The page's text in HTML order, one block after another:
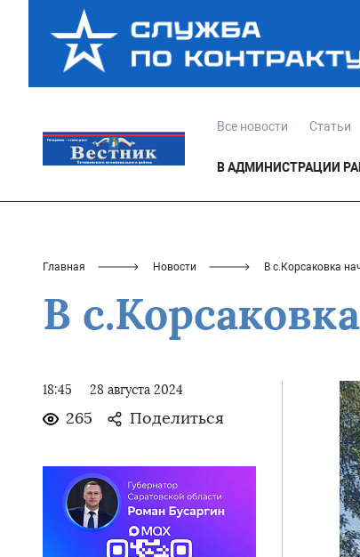
Все новости Статьи
В АДМИНИСТРАЦИИ
Главная Новости В с.Корсаковка
В
18:45 28 августа 2024
265 Поделиться